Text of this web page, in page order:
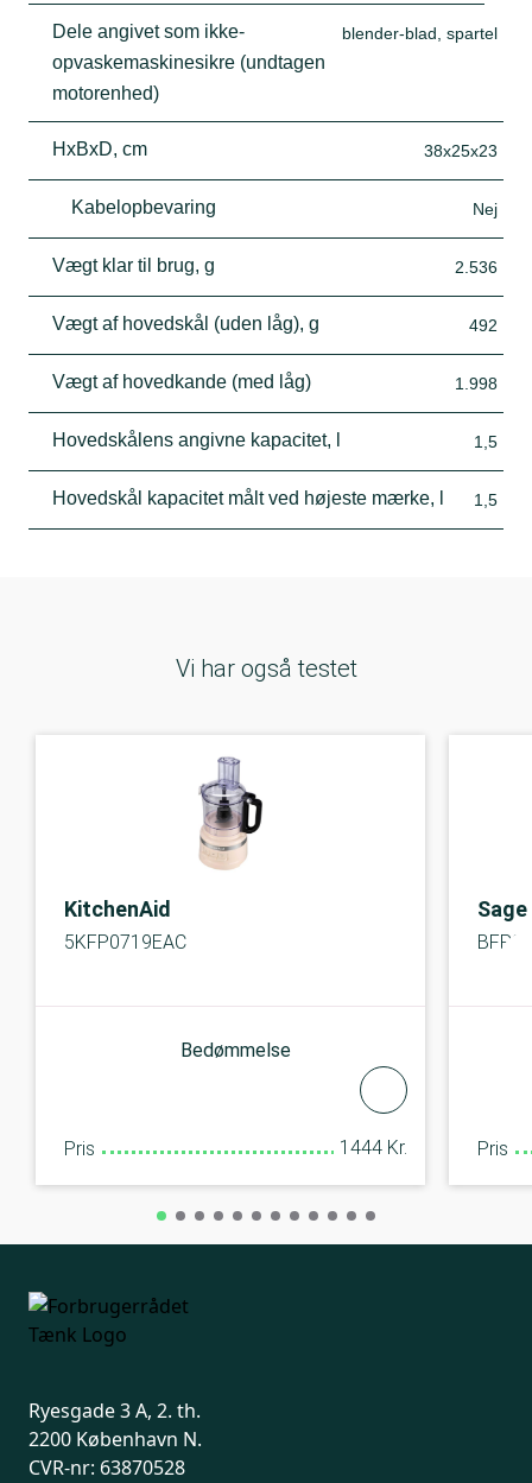
Dele angivet som ikke-
opvaskemaskinesikre (undtagen
motorenhed)
blender-blad, spartel
HxBxD, cm 38x25x23
Kabelopbevaring Nej
Vægt klar til brug, g 2.536
Vægt af hovedskål (uden låg), g 492
Vægt af hovedkande (med låg) 1.998
Hovedskålens angivne kapacitet, l 1,5
Hovedskål kapacitet målt ved højeste mærke, l 1,5
Vi har også testet
KitchenAid
5KFP0719EAC
Bedømmelse
Pris 1444 Kr.
Sage
Pris
Ryesgade 3 A, 2. th.
2200 København N.
CVR-nr: 63870528